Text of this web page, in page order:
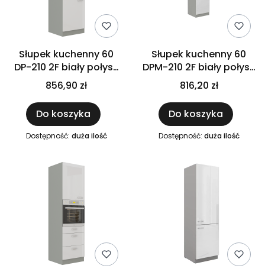
Słupek kuchenny 60
DP-210 2F biały połysk
IGA BIANCA
856,90 zł
Do koszyka
Dostępność: duża ilość
Słupek kuchenny 60
DPM-210 2F biały połysk
IGA BIANCA
816,20 zł
Do koszyka
Dostępność: duża ilość